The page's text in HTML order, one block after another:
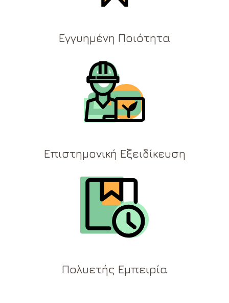
Εγγυημένη Ποιότητα
Επιστημονική Εξειδίκευση
Πολυετής Εμπειρία